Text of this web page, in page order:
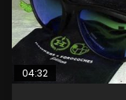
04:32